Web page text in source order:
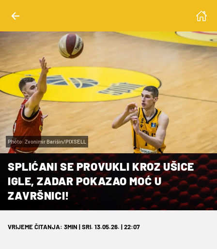
Photo: Zvonimir Barišin/PIXSELL
SPLIĆANI SE PROVUKLI KROZ UŠICE
IGLE, ZADAR POKAZAO MOĆ U
ZAVRŠNICI!
VRIJEME ČITANJA: 3MIN | SRI. 13.05.26. | 22:07